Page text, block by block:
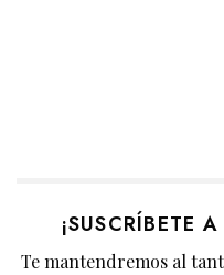
¡SUSCRÍBETE
Te mantendremos al